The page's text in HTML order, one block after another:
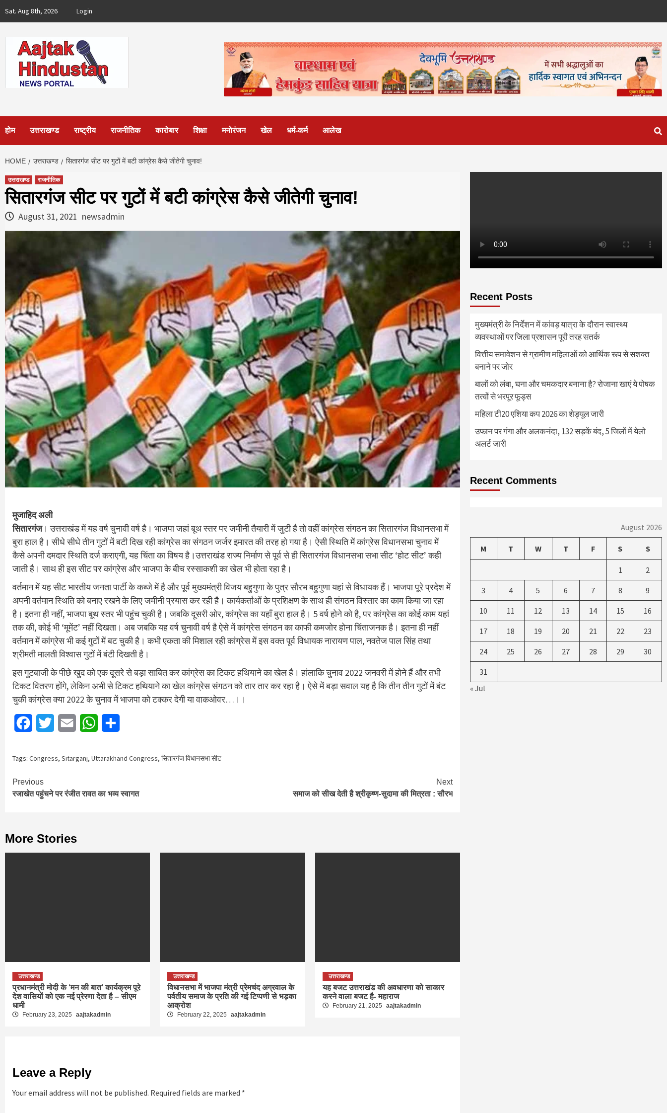
Sat. Aug 8th, 2026 Login
होम उत्तराखण्ड राष्ट्रीय राजनीतिक कारोबार शिक्षा मनोरंजन खेल धर्म-कर्म आलेख
HOME उत्तराखण्ड सितारगंज सीट पर गुटों में बटी कांग्रेस कैसे जीतेगी चुनाव!
उत्तराखण्ड राजनीतिक
सितारगंज सीट पर गुटों में बटी कांग्रेस कैसे जीतेगी चुनाव!
August 31, 2021 newsadmin
मुजाहिद अली
सितारगंज। उत्तराखंड में यह वर्ष चुनावी वर्ष है। भाजपा जहां बूथ स्तर पर जमीनी तैयारी में जुटी है तो वहीं कांग्रेस संगठन का सितारगंज विधानसभा में
बुरा हाल है। सीधे सीधे तीन गुटों में बटी दिख रही कांग्रेस का संगठन जर्जर इमारत की तरह हो गया है। ऐसी स्थिति में कांग्रेस विधानसभा चुनाव में
कैसे अपनी दमदार स्थिति दर्ज कराएगी, यह चिंता का विषय है।उत्तराखंड राज्य निर्माण से पूर्व से ही सितारगंज विधानसभा सभा सीट ‘होट सीट’ कही
जाती है। साथ ही इस सीट पर कांग्रेस और भाजपा के बीच रस्साकशी का खेल भी होता रहा है।
वर्तमान में यह सीट भारतीय जनता पार्टी के कब्जे में है और पूर्व मुख्यमंत्री विजय बहुगुणा के पुत्र सौरभ बहुगुणा यहां से विधायक हैं। भाजपा पूरे प्रदेश में
अपनी वर्तमान स्थिति को बनाए रखने के लिए जमीनी प्रयास कर रही है। कार्यकर्ताओं के प्रशिक्षण के साथ ही संगठन विस्तार का काम किया जा रहा
है। इतना ही नहीं, भाजपा बूथ स्तर भी पहुंच चुकी है। जबकि दूसरी ओर, कांग्रेस का यहाँ बुरा हाल है। 5 वर्ष होने को है, पर कांग्रेस का कोई काम यहां
तक की, कोई भी ‘मूमेंट’ नहीं दिखता। अब जबकि यह वर्ष चुनावी वर्ष है ऐसे में कांग्रेस संगठन का काफी कमजोर होना चिंताजनक है। इतना ही नहीं
वर्तमान में कांग्रेस भी कई गुटों में बट चुकी है। कभी एकता की मिशाल रही कांग्रेस में इस वक्त पूर्व विधायक नारायण पाल, नवतेज पाल सिंह तथा
श्रीमती मालती विश्वास गुटों में बंटी दिखती है।
इस गुटबाजी के पीछे खुद को एक दूसरे से बड़ा साबित कर कांग्रेस का टिकट हथियाने का खेल है। हांलाकि चुनाव 2022 जनवरी में होने हैं और तभी
टिकट वितरण होंगे, लेकिन अभी से टिकट हथियाने का खेल कांग्रेस संगठन को तार तार कर रहा है। ऐसे में बड़ा सवाल यह है कि तीन तीन गुटों में बंट
चुकी कांग्रेस क्या 2022 के चुनाव में भाजपा को टक्कर देगी या वाकओवर…।।
FacebookTwitter Email WhatsApp
Tags: Congress, Sitarganj, Uttarakhand Congress, सितारगंज विधानसभा सीट
Continue
Reading
Previous
रजाखेत पहुंचने पर रंजीत रावत का भव्य स्वागत
Next
समाज को सीख देती है श्रीकृष्ण-सुदामा की मित्रता : सौरभ
More Stories
उत्तराखण्ड
प्रधानमंत्री मोदी के ‘मन की बात’ कार्यक्रम पूरे
देश वासियों को एक नई प्रेरणा देता है – सीएम
धामी
February 23, 2025 aajtakadmin
उत्तराखण्ड
विधानसभा में भाजपा मंत्री प्रेमचंद अग्रवाल के
पर्वतीय समाज के प्रति की गई टिप्पणी से भड़का
आक्रोश
February 22, 2025 aajtakadmin
उत्तराखण्ड
यह बजट उत्तराखंड की अवधारणा को साकार
करने वाला बजट है- महाराज
February 21, 2025 aajtakadmin
Leave a Reply
Your email address will not be published. Required fields are marked *
Recent Posts
मुख्यमंत्री के निर्देशन में कांवड़ यात्रा के दौरान स्वास्थ्य
व्यवस्थाओं पर जिला प्रशासन पूरी तरह सतर्क
वित्तीय समावेशन से ग्रामीण महिलाओं को आर्थिक रूप से सशक्त
बनाने पर जोर
बालों को लंबा, घना और चमकदार बनाना है? रोजाना खाएं ये पोषक
तत्वों से भरपूर फूड्स
महिला टी20 एशिया कप 2026 का शेड्यूल जारी
उफान पर गंगा और अलकनंदा, 132 सड़कें बंद, 5 जिलों में येलो
अलर्ट जारी
Recent Comments
August 2026
M T W T F S S
1 2
3 4 5 6 7 8 9
10 11 12 13 14 15 16
17 18 19 20 21 22 23
24 25 26 27 28 29 30
31
« Jul